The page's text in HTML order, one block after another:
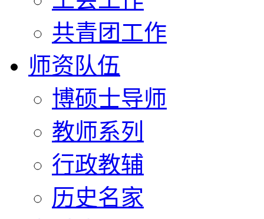
共青团工作
师资队伍
博硕士导师
教师系列
行政教辅
历史名家